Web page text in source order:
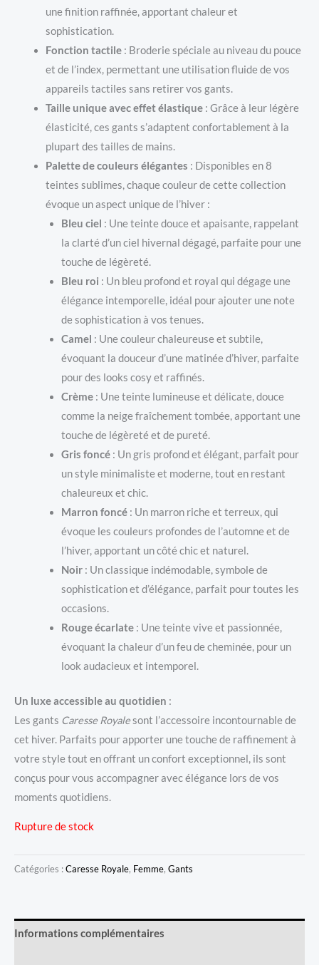
une finition raffinée, apportant chaleur et
sophistication.
Fonction tactile: Broderie spéciale au niveau du pouce
et de l’index, permettant une utilisation fluide de vos
appareils tactiles sans retirer vos gants.
Taille unique avec effet élastique: Grâce à leur légère
élasticité, ces gants s’adaptent confortablement à la
plupart des tailles de mains.
Palette de couleurs élégantes : Disponibles en 8
teintes sublimes, chaque couleur de cette collection
évoque un aspect unique de l’hiver :
Bleu ciel : Une teinte douce et apaisante, rappelant
la clarté d’un ciel hivernal dégagé, parfaite pour une
touche de légèreté.
Bleu roi : Un bleu profond et royal qui dégage une
élégance intemporelle, idéal pour ajouter une note
de sophistication à vos tenues.
Camel : Une couleur chaleureuse et subtile,
évoquant la douceur d’une matinée d’hiver, parfaite
pour des looks cosy et raffinés.
Crème: Une teinte lumineuse et délicate, douce
comme la neige fraîchement tombée, apportant une
touche de légèreté et de pureté.
Gris foncé: Un gris profond et élégant, parfait pour
un style minimaliste et moderne, tout en restant
chaleureux et chic.
Marron foncé: Un marron riche et terreux, qui
évoque les couleurs profondes de l’automne et de
l’hiver, apportant un côté chic et naturel.
Noir: Un classique indémodable, symbole de
sophistication et d’élégance, parfait pour toutes les
occasions.
Rouge écarlate: Une teinte vive et passionnée,
évoquant la chaleur d’un feu de cheminée, pour un
look audacieux et intemporel.
Un luxe accessible au quotidien :
Les gants Caresse Royalesont l’accessoire incontournable de
cet hiver. Parfaits pour apporter une touche de raffinement à
votre style tout en offrant un confort exceptionnel, ils sont
conçus pour vous accompagner avec élégance lors de vos
moments quotidiens.
Rupture de stock
Catégories :Caresse Royale, Femme, Gants
Informations complémentaires